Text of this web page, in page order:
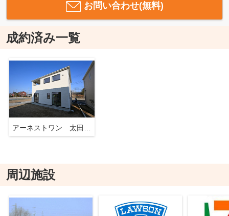
お問い合わせ(無料)
成約済み一覧
周辺施設